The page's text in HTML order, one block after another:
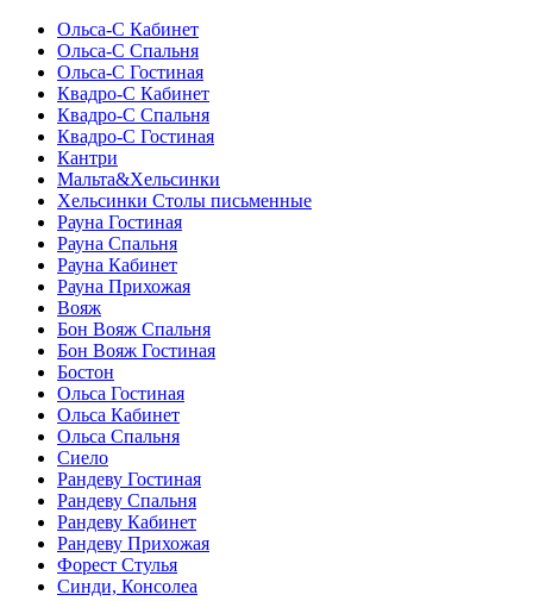
Ольса-С Кабинет
Ольса-С Спальня
Ольса-С Гостиная
Квадро-С Кабинет
Квадро-С Спальня
Квадро-С Гостиная
Кантри
Мальта&Хельсинки
Хельсинки Столы письменные
Рауна Гостиная
Рауна Спальня
Рауна Кабинет
Рауна Прихожая
Вояж
Бон Вояж Спальня
Бон Вояж Гостиная
Бостон
Ольса Гостиная
Ольса Кабинет
Ольса Спальня
Сиело
Рандеву Гостиная
Рандеву Спальня
Рандеву Кабинет
Рандеву Прихожая
Форест Стулья
Синди, Консолеа